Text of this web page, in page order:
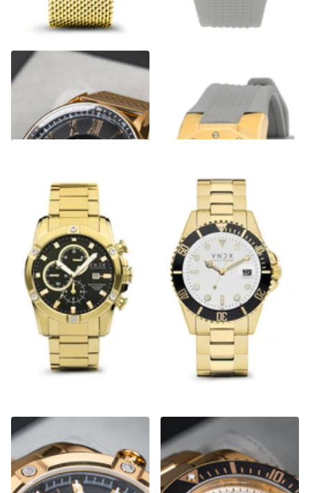
The Chief Goud Zwart
€299,00
€249,00
Young Rebel Big Boy Staal
Goud Zwart
Nog 1 op voorraad
Nog 1 op voorraad
AMS. LXRY. Staal Goud Wit
€279,00